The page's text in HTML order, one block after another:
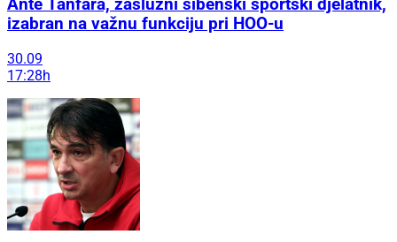
Ante Tanfara, zaslužni šibenski sportski djelatnik,
izabran na važnu funkciju pri HOO-u
30.09
17:28h